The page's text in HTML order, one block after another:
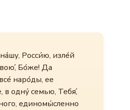
Росси́ю, изле́й
Бо́же! Да
наро́ды, ее
в одну́ семью, Тебя́,
единомы́сленно